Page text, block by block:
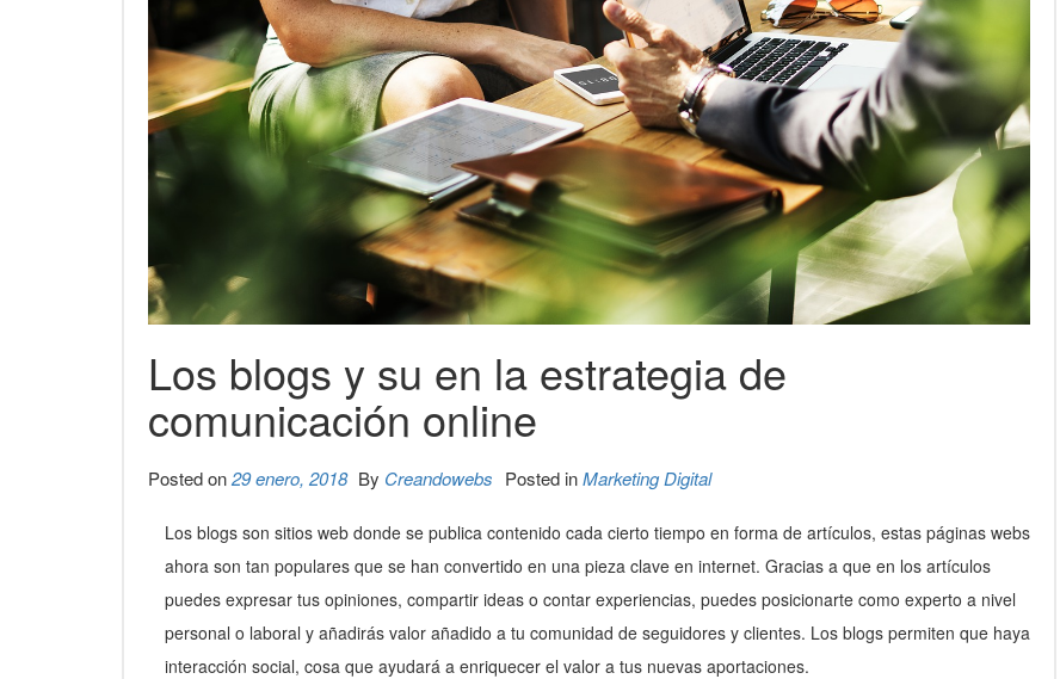
Los blogs y su en la estrategia de
comunicación online
Posted on29 enero, 2018 By Creandowebs Posted inMarketing Digital
Los blogs son sitios web donde se publica contenido cada cierto tiempo en forma de artículos, estas páginas webs
ahora son tan populares que se han convertido en una pieza clave en internet. Gracias a que en los artículos
puedes expresar tus opiniones, compartir ideas o contar experiencias, puedes posicionarte como experto a nivel
personal o laboral y añadirás valor añadido a tu comunidad de seguidores y clientes. Los blogs permiten que haya
interacción social, cosa que ayudará a enriquecer el valor a tus nuevas aportaciones.